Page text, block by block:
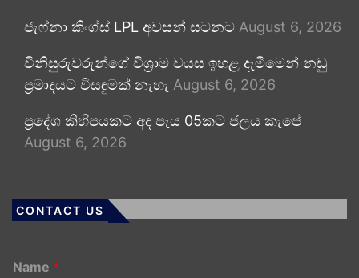
ජැෆ්නා කිංග්ස් LPL අවසන් සටනට August 6, 2026
විනිසුරුවරුන්ගේ විශ්‍රාම වයස ඉහළ දැමීමෙන් නඩු
ප්‍රමාදයට විසඳුමක් නැහැ August 6, 2026
ප්‍රදේශ කිහිපයකට අද පැය 05කට ජලය කැපේ
August 6, 2026
CONTACT US
Name *